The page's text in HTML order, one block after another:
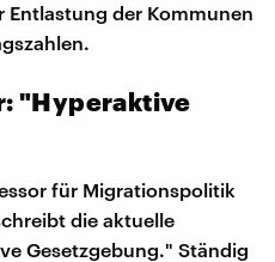
Entlastung der Kommunen
"Hyperaktive
für Migrationspolitik
die aktuelle
Gesetzgebung." Ständig